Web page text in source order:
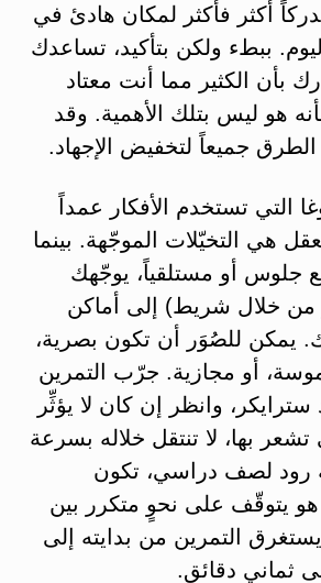
أكثر فأكثر لمكان هادئ في
ببطء ولكن بتأكيد، تساعدك
بأن الكثير مما أنت معتاد
هو ليس بتلك الأهمية. وقد
جميعاً لتخفيض الإجهاد.
التي تستخدم الأفكار عمداً
هي التخيّلات الموجّهة. بينما
أو مستلقياً، يوجّهك
من خلال شريط) إلى أماكن
يمكن للصُوَر أن تكون بصرية،
أو مجازية. جرّب التمرين
سترايكر، وانظر إن كان لا يؤثِّر
بها، لا تنتقل خلاله بسرعة
رود لصف دراسي، تكون
يتوقّف على نحوٍ متكرر بين
التمرين من بدايته إلى
ثماني دقائق.